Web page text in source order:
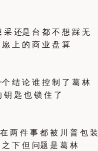
采 还是 台 都 不 想 踩 无
上 的 商 业 盘 算
结 论 谁 控 制 了 葛 林
钥 匙 也 锁 住 了
两 件 事 都 被 川 普 包 装
下 但 问题 是 葛 林